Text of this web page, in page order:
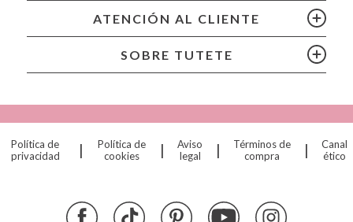
Cristina de Jos'h
Djeco
ATENCIÓN AL CLIENTE
SOBRE TUTETE
Política de
privacidad
|
Política de
cookies
|
Aviso
legal
|
Términos de
compra
|
Canal
ético